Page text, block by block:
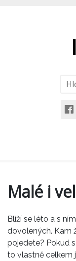
Malé i
Blíží se léto a s
dovolených. Kam
pojedete? Pokud
to vlastně celkem